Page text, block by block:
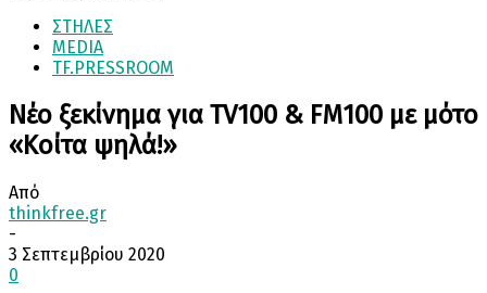
ΣΤΗΛΕΣ
MEDIA
TF.PRESSROOM
Νέο ξεκίνημα για TV100 & FM100 με μότο
«Κοίτα ψηλά!»
Από
thinkfree.gr
-
3 Σεπτεμβρίου 2020
0